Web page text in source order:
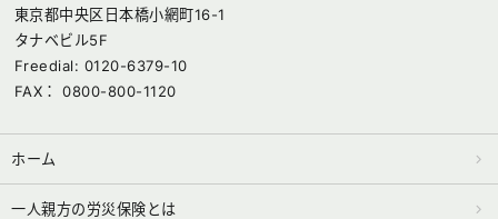
東京都中央区日本橋小網町16-1
タナベビル5F
Freedial: 0120-6379-10
FAX： 0800-800-1120
ホーム
一人親方の労災保険とは